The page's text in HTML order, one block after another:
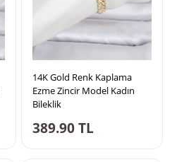
14K Gold Renk Kaplama
Ezme Zincir Model Kadın
Bileklik
389.90TL